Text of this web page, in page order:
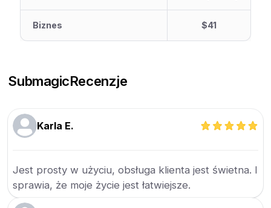
Biznes $41
SubmagicRecenzje
Karla E.
Jest prosty w użyciu, obsługa klienta jest świetna. I
sprawia, że moje życie jest łatwiejsze.